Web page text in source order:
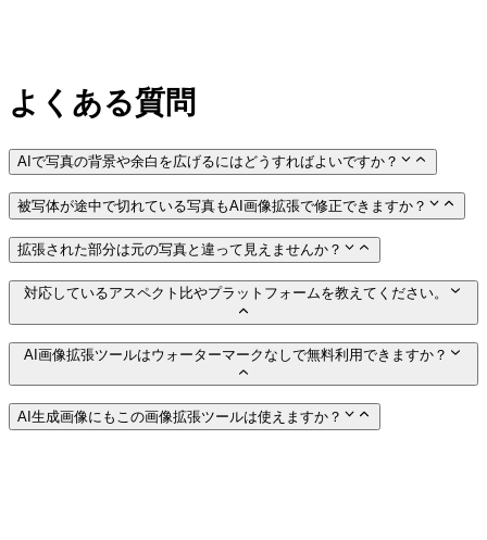
よくある質問
AIで写真の背景や余白を広げるにはどうすればよいですか？
被写体が途中で切れている写真もAI画像拡張で修正できますか？
拡張された部分は元の写真と違って見えませんか？
対応しているアスペクト比やプラットフォームを教えてください。
AI画像拡張ツールはウォーターマークなしで無料利用できますか？
AI生成画像にもこの画像拡張ツールは使えますか？